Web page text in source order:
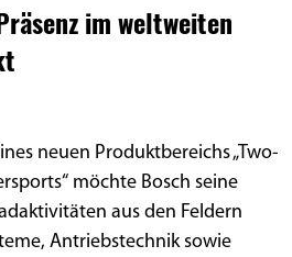
im weltweiten
neuen Produktbereichs „Two-
möchte Bosch seine
aus den Feldern
Antriebstechnik sowie